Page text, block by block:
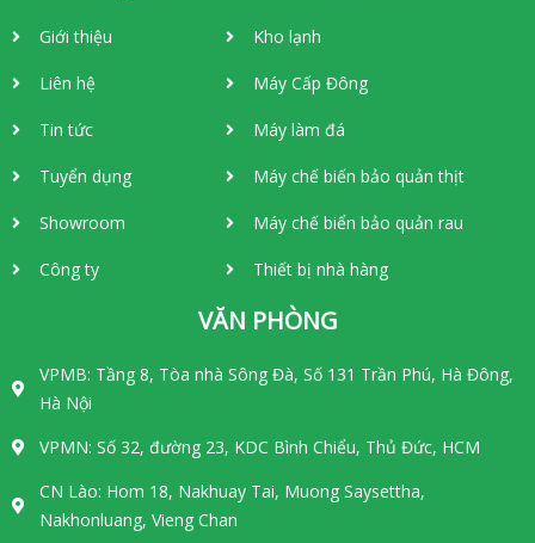
Giới thiệu
Liên hệ
Tin tức
Tuyển dụng
Showroom
Công ty
Kho lạnh
Máy Cấp Đông
Máy làm đá
Máy chế biến bảo quản thịt
Máy chế biển bảo quản rau
Thiết bị nhà hàng
VĂN PHÒNG
VPMB: Tầng 8, Tòa nhà Sông Đà, Số 131 Trần Phú, Hà Đông,
Hà Nội
VPMN: Số 32, đường 23, KDC Bình Chiểu, Thủ Đức, HCM
CN Lào: Hom 18, Nakhuay Tai, Muong Saysettha,
Nakhonluang, Vieng Chan